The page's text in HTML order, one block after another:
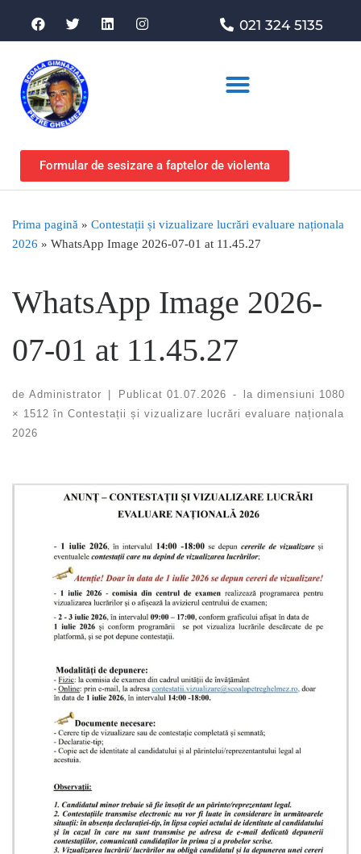
021 324 5135
Formular de sesizare a faptelor de violenta
Prima pagină » Contestații și vizualizare lucrări evaluare naționala
2026 » WhatsApp Image 2026-07-01 at 11.45.27
WhatsApp Image 2026-
07-01 at 11.45.27
de Administrator | Publicat 01.07.2026 - la dimensiuni 1080
× 1512 în Contestații și vizualizare lucrări evaluare naționala
2026
Navigare în imagini